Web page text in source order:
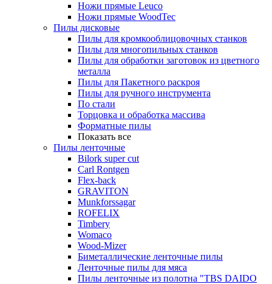
Ножи прямые Leuco
Ножи прямые WoodTec
Пилы дисковые
Пилы для кромкооблицовочных станков
Пилы для многопильных станков
Пилы для обработки заготовок из цветного
металла
Пилы для Пакетного раскроя
Пилы для ручного инструмента
По стали
Торцовка и обработка массива
Форматные пилы
Показать все
Пилы ленточные
Bilork super cut
Carl Rontgen
Flex-back
GRAVITON
Munkforssagar
ROFELIX
Timbery
Womaco
Wood-Mizer
Биметаллические ленточные пилы
Ленточные пилы для мяса
Пилы ленточные из полотна "TBS DAIDO